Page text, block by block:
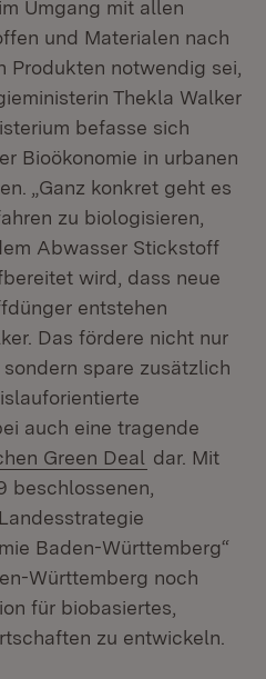
Umgang mit allen
und Materialen nach
Produkten notwendig sei,
Thekla Walker
befasse sich
Bioökonomie in urbanen
„Ganz konkret geht es
zu biologisieren,
Abwasser Stickstoff
wird, dass neue
entstehen
Das fördere nicht nur
spare zusätzlich
auch eine tragende
Green Deal (Öffnet in
dar. Mit
beschlossenen,
Baden-Württemberg“
Württemberg noch
für biobasiertes,
zu entwickeln.